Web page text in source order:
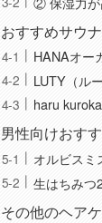
おすすめサウ
HANAオー
LUTY（ル
haru
男性向けおす
オルビスミ
生はちみ
その他のヘア